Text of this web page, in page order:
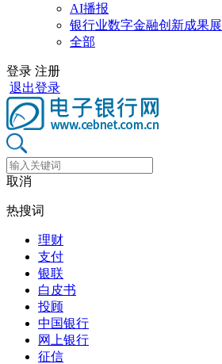
AI播报
银行业数字金融创新成果展
全部
登录 注册
退出登录
取消
热搜词
理财
支付
银联
白皮书
投顾
中国银行
网上银行
征信